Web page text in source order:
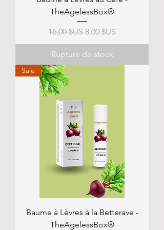
TheAgelessBox®
Prix original
16,00 $US Prix promotionnel
8,00 $US
Rupture de stock
Sale
Baume à Lèvres à la Betterave -
TheAgelessBox®